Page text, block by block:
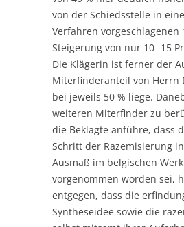
von der Schiedsstelle in
Verfahren vorgeschlagenen
Steigerung von nur 10 -15
Die Klägerin ist ferner der
Miterfinderanteil von Herrn
bei jeweils 50 % liege.
weiteren Miterfinder zu
die Beklagte anführe, dass
Schritt der Razemisierung
Ausmaß im belgischen
vorgenommen worden sei,
entgegen, dass die
Syntheseidee sowie die